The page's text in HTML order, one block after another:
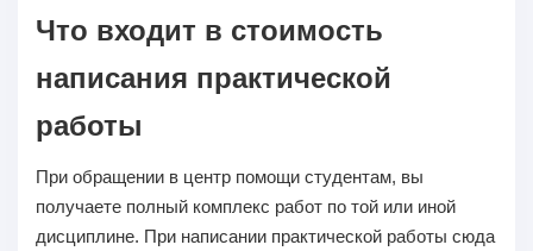
Что входит в стоимость
написания практической
работы
При обращении в центр помощи студентам, вы
получаете полный комплекс работ по той или иной
дисциплине. При написании практической работы сюда